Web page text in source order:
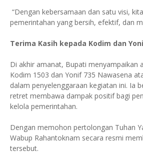
“Dengan kebersamaan dan satu visi,
pemerintahan yang bersih, efektif, dan
Terima Kasih kepada Kodim dan
Di akhir amanat, Bupati menyampaikan
Kodim 1503 dan Yonif 735 Nawasena
dalam penyelenggaraan kegiatan ini. Ia
retret membawa dampak positif bagi
kelola pemerintahan.
Dengan memohon pertolongan Tuhan
Wabup Rahantoknam secara resmi
tersebut.